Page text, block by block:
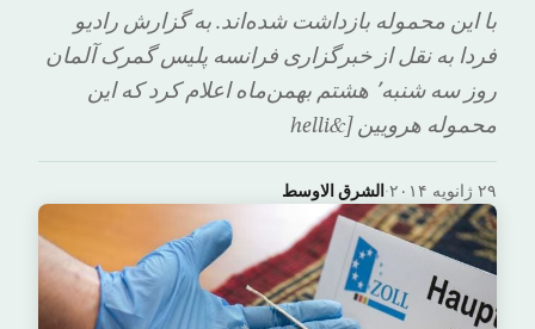
با این محموله بازداشت شده‌اند. به گزارش رادیو
فردا به نقل از خبرگزاری فرانسه پلیس گمرک آلمان
روز سه شنبه٬ هشتم بهمن‌ماه اعلام کرد که این
محموله هرویین [&helli
الشرق الاوسط· ۲۹ ژانویه ۲۰۱۴